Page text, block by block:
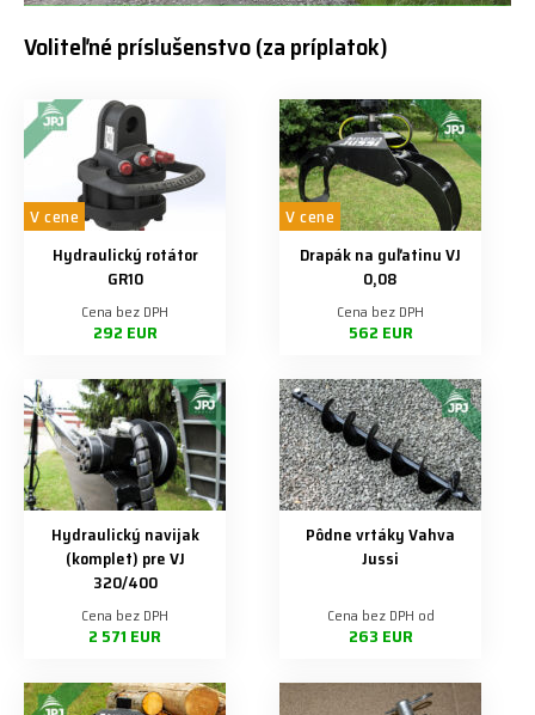
Voliteľné príslušenstvo (za príplatok)
V cene
Hydraulický rotátor
GR10
Cena bez DPH
292 EUR
V cene
Drapák na guľatinu VJ
0,08
Cena bez DPH
562 EUR
Hydraulický navijak
(komplet) pre VJ
320/400
Cena bez DPH
2 571 EUR
Pôdne vrtáky Vahva
Jussi
Cena bez DPH od
263 EUR